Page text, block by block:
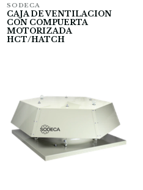
SODECA
CAJA DE VENTILACION
CON COMPUERTA
MOTORIZADA
HCT/HATCH